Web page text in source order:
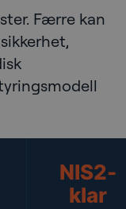
Færre kan
NIS2-
klar